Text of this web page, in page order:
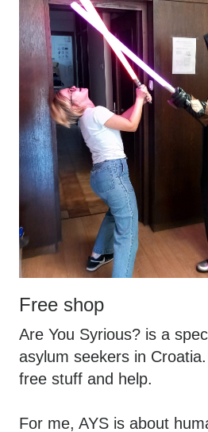
Free shop
Are You Syrious? is a
asylum seekers in
free stuff and help.
For me, AYS is about